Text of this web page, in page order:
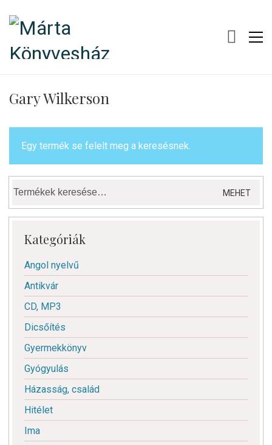
Gary Wilkerson
Egy termék se felelt meg a keresésnek.
Keresés
a
következőre:
MEHET
Kategóriák
Angol nyelvű
Antikvár
CD, MP3
Dicsőítés
Gyermekkönyv
Gyógyulás
Házasság, család
Hitélet
Ima